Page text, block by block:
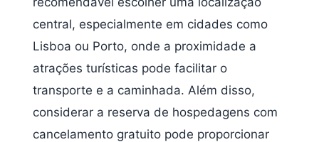
central, especialmente em cidades como
Lisboa ou Porto, onde a proximidade a
atrações turísticas pode facilitar o
transporte e a caminhada. Além disso,
considerar a reserva de hospedagens com
cancelamento gratuito pode proporcionar